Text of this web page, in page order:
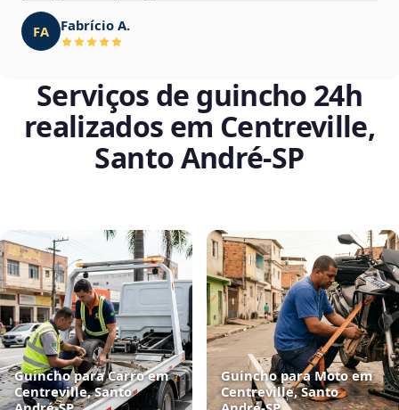
FA Fabrício A.
Serviços de guincho 24h
realizados em Centreville,
Santo André‑SP
Guincho para Carro em
Centreville, Santo
Guincho para Moto em
Centreville, Santo